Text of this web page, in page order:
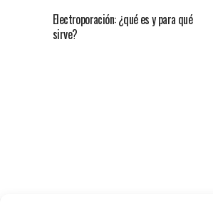
Electroporación: ¿qué es y para qué
sirve?